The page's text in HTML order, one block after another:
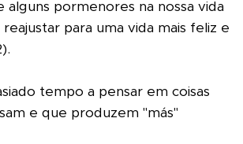
alguns pormenores na nossa vida
para uma vida mais feliz e
tempo a pensar em coisas
e que produzem "más"